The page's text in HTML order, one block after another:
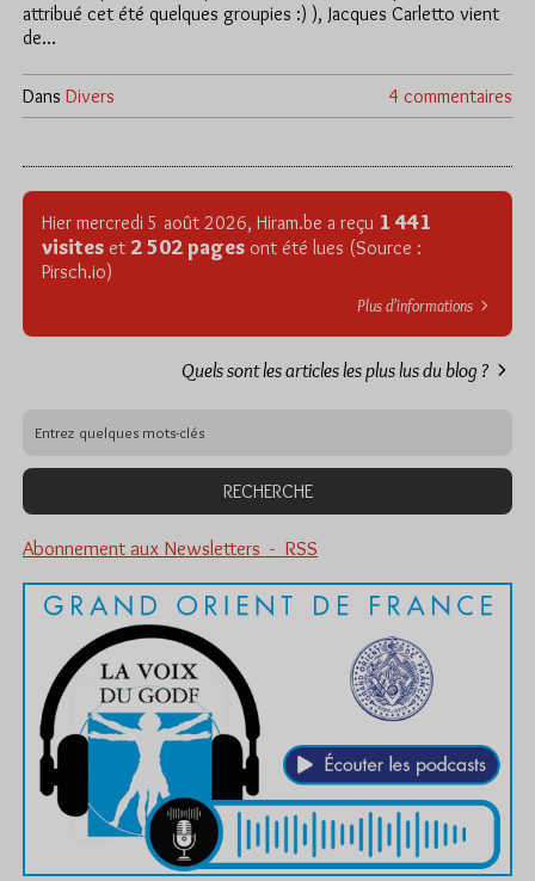
attribué cet été quelques groupies :) ), Jacques Carletto vient
de…
Dans Divers 4 commentaires
Hier mercredi 5 août 2026, Hiram.be a reçu 1 441
visites et 2 502 pages ont été lues (Source :
Pirsch.io)
Plus d’informations
Quels sont les articles les plus lus du blog ?
Abonnement aux Newsletters - RSS